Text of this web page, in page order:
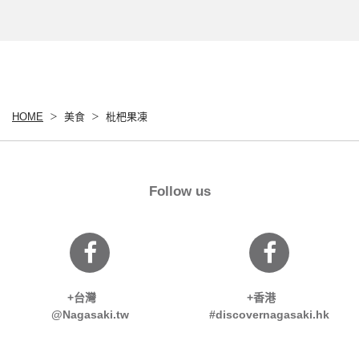
HOME 美食 枇杷果凍
Follow us
+台灣
@Nagasaki.tw
+香港
#discovernagasaki.hk